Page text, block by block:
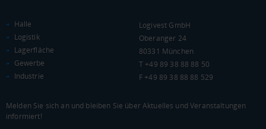
0 €
WIRTSCHAFTSKRAFT (STAND: 2018)
(LANDKREIS / KREISFREIE STADT)
Halle
Logistik
Lagerfläche
Gewerbe
Industrie
Logivest GmbH
Oberanger 24
80331 München
T +49 89 38 88 88 50
F +49 89 38 88 88 529
Melden Sie sich an und bleiben Sie über Aktuelles und Veranstaltungen
informiert!